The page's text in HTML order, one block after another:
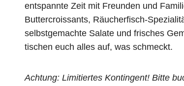
entspannte Zeit mit Freunden und
Buttercroissants, Räucherfisch-
selbstgemachte Salate und frisches
tischen euch alles auf, was schmeckt.
Achtung: Limitiertes Kontingent! Bitte